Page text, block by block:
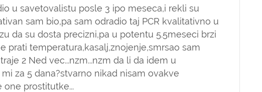
u savetovalistu posle 3 ipo meseca,i rekli su
sam bio,pa sam odradio taj PCR kvalitativno u
da su dosta precizni,pa u potentu 5.5meseci brzi
prati temperatura,kasalj,znojenje,smrsao sam
2 Ned vec...nzm...nzm da li da idem u
za 5 dana?stvarno nikad nisam ovakve
prostitutke...